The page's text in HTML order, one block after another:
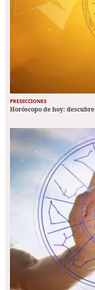
PREDICCIONES
Horóscopo de hoy: